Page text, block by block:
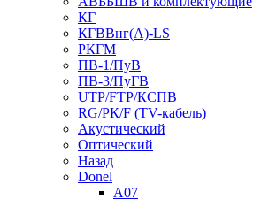
КГ
КГВВнг(А)-LS
РКГМ
ПВ-1/ПуВ
ПВ-3/ПуГВ
UTP/FTP/КСПВ
RG/РК/F (TV-кабель)
Акустический
Оптический
Назад
Donel
A07